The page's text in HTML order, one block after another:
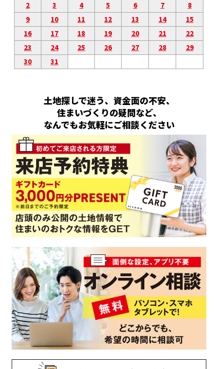
2
3 4 5 6 7
8
9
10 11 12 13 14
15
16
17 18 19 20 21
22
23
24 25 26 27 28
29
30
31
土地探しで迷う、資金面の不安、
住まいづくりの疑問など、
なんでもお気軽にご相談ください